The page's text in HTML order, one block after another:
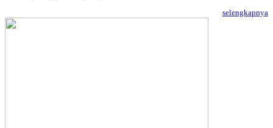
selengkapnya